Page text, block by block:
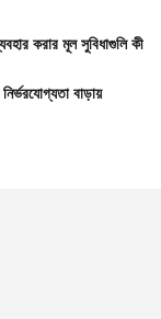
করার মূল সুবিধাগুলি কী
বাড়ায়